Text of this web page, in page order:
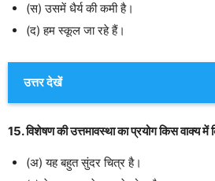
(स) उसमें धैर्य की कमी है।
(द) हम स्कूल जा रहे हैं।
उत्तर देखें
15. विशेषण की उत्तमावस्था का प्रयोग किस वाक्य में
(अ) यह बहुत सुंदर चित्र है।